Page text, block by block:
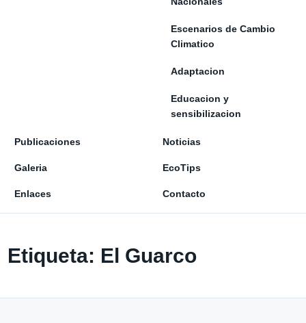
Escenarios de Cambio
Climatico
Adaptacion
Educacion y
sensibilizacion
Publicaciones Noticias
Galeria EcoTips
Enlaces Contacto
Etiqueta: El Guarco